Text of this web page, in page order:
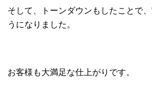
そして、トーンダウンもしたことで
うになりました。
お客様も大満足な仕上がりです。